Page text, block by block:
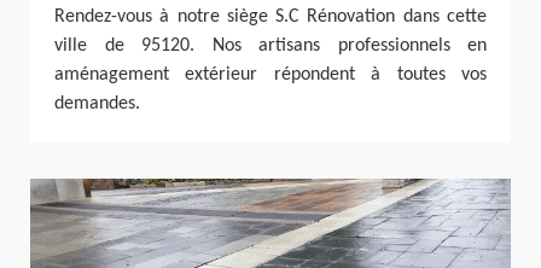
Rendez-vous à notre siège S.C Rénovation dans cette
ville de 95120. Nos artisans professionnels en
aménagement extérieur répondent à toutes vos
demandes.